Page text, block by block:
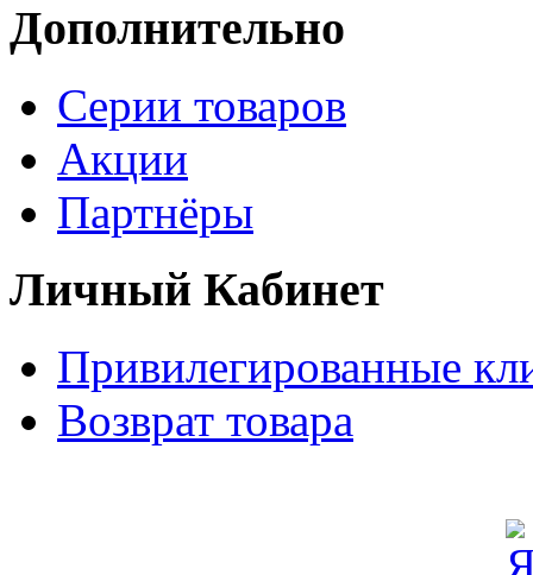
Дополнительно
Серии товаров
Акции
Партнёры
Личный Кабинет
Привилегированные
Возврат товара